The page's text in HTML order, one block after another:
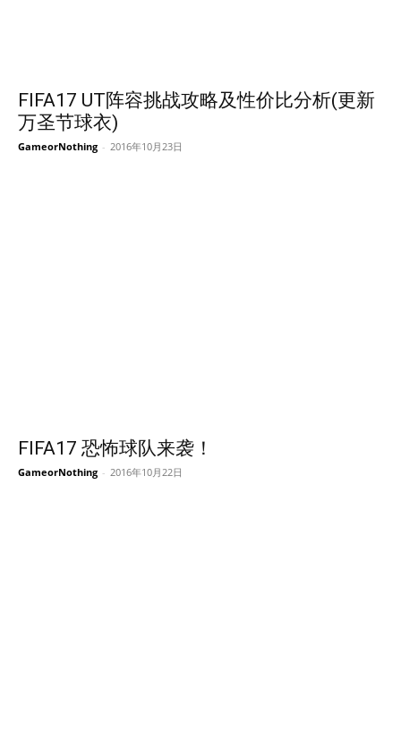
FIFA17 UT阵容挑战攻略及性价比分析(更新
万圣节球衣)
GameorNothing - 2016年10月23日
FIFA17 恐怖球队来袭！
GameorNothing - 2016年10月22日